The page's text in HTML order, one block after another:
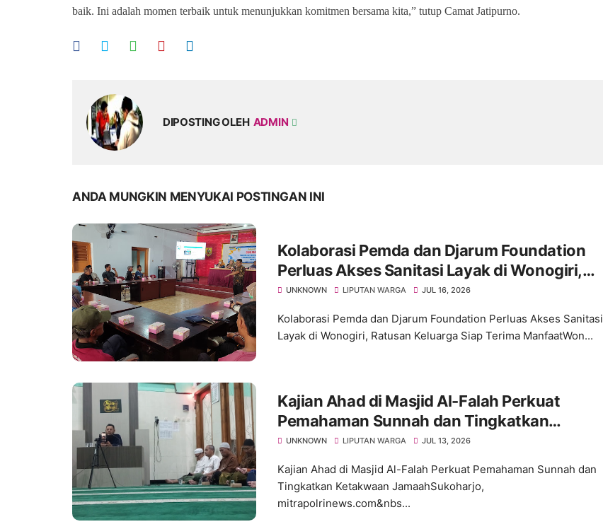
baik. Ini adalah momen terbaik untuk menunjukkan komitmen bersama kita,” tutup Camat Jatipurno.
DIPOSTING OLEH ADMIN
ANDA MUNGKIN MENYUKAI POSTINGAN INI
Kolaborasi Pemda dan Djarum Foundation
Perluas Akses Sanitasi Layak di Wonogiri,
Ratusan Keluarga Siap Terima Manfaat
UNKNOWN LIPUTAN WARGA JUL 16, 2026
Kolaborasi Pemda dan Djarum Foundation Perluas Akses Sanitasi
Layak di Wonogiri, Ratusan Keluarga Siap Terima ManfaatWon...
Kajian Ahad di Masjid Al-Falah Perkuat
Pemahaman Sunnah dan Tingkatkan
Ketakwaan Jamaah
UNKNOWN LIPUTAN WARGA JUL 13, 2026
Kajian Ahad di Masjid Al-Falah Perkuat Pemahaman Sunnah dan
Tingkatkan Ketakwaan JamaahSukoharjo,
mitrapolrinews.com&nbs...